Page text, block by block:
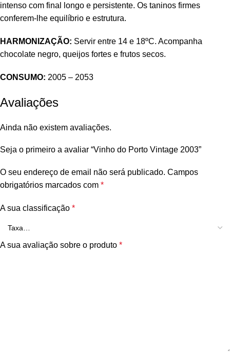
intenso com final longo e persistente. Os taninos firmes
conferem-lhe equilíbrio e estrutura.
HARMONIZAÇÃO: Servir entre 14 e 18ºC. Acompanha
chocolate negro, queijos fortes e frutos secos.
CONSUMO: 2005 – 2053
Avaliações
Ainda não existem avaliações.
Seja o primeiro a avaliar “Vinho do Porto Vintage 2003”
O seu endereço de email não será publicado. Campos
obrigatórios marcados com *
A sua classificação *
A sua avaliação sobre o produto *